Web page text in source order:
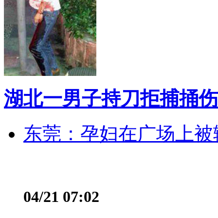
湖北一男子持刀拒捕捅
东莞：孕妇在广场上
04/21 07:02